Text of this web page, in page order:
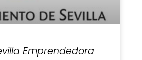
Emprendedora